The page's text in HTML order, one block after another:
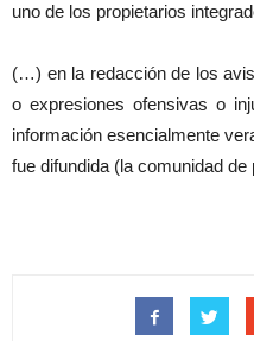
uno de los propietarios
(…) en la redacción de los
o expresiones ofensivas o
información esencialmente
fue difundida (la comunidad de